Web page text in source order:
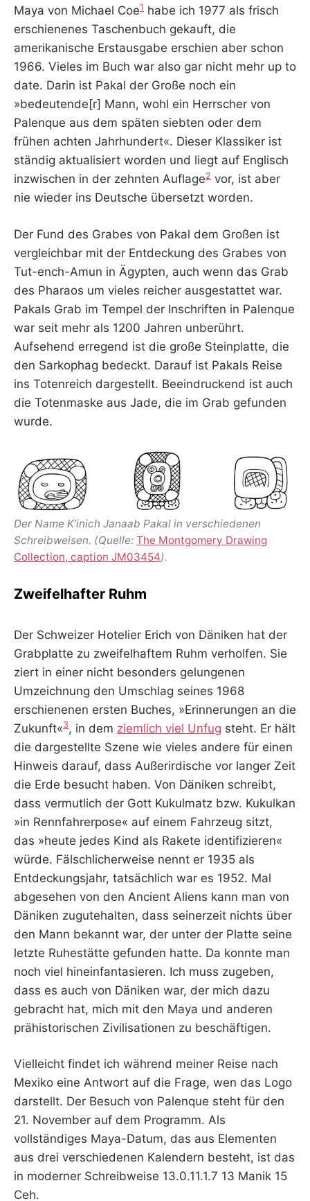
Maya von Michael Coe1 habe ich 1977 als frisch
erschienenes Taschenbuch gekauft, die
amerikanische Erstausgabe erschien aber schon
1966. Vieles im Buch war also gar nicht mehr up to
date. Darin ist Pakal der Große noch ein
»bedeutende[r] Mann, wohl ein Herrscher von
Palenque aus dem späten siebten oder dem
frühen achten Jahrhundert«. Dieser Klassiker ist
ständig aktualisiert worden und liegt auf Englisch
inzwischen in der zehnten Auflage2 vor, ist aber
nie wieder ins Deutsche übersetzt worden.
Der Fund des Grabes von Pakal dem Großen ist
vergleichbar mit der Entdeckung des Grabes von
Tut-ench-Amun in Ägypten, auch wenn das Grab
des Pharaos um vieles reicher ausgestattet war.
Pakals Grab im Tempel der Inschriften in Palenque
war seit mehr als 1200 Jahren unberührt.
Aufsehend erregend ist die große Steinplatte, die
den Sarkophag bedeckt. Darauf ist Pakals Reise
ins Totenreich dargestellt. Beeindruckend ist auch
die Totenmaske aus Jade, die im Grab gefunden
wurde.
Der Name K’inich Janaab Pakal in verschiedenen
Schreibweisen. (Quelle: The Montgomery Drawing
Collection, caption JM03454).
Zweifelhafter Ruhm
Der Schweizer Hotelier Erich von Däniken hat der
Grabplatte zu zweifelhaftem Ruhm verholfen. Sie
ziert in einer nicht besonders gelungenen
Umzeichnung den Umschlag seines 1968
erschienenen ersten Buches, »Erinnerungen an die
Zukunft«3, in dem ziemlich viel Unfug steht. Er hält
die dargestellte Szene wie vieles andere für einen
Hinweis darauf, dass Außerirdische vor langer Zeit
die Erde besucht haben. Von Däniken schreibt,
dass vermutlich der Gott Kukulmatz bzw. Kukulkan
»in Rennfahrerpose« auf einem Fahrzeug sitzt,
das »heute jedes Kind als Rakete identifizieren«
würde. Fälschlicherweise nennt er 1935 als
Entdeckungsjahr, tatsächlich war es 1952. Mal
abgesehen von den Ancient Aliens kann man von
Däniken zugutehalten, dass seinerzeit nichts über
den Mann bekannt war, der unter der Platte seine
letzte Ruhestätte gefunden hatte. Da konnte man
noch viel hineinfantasieren. Ich muss zugeben,
dass es auch von Däniken war, der mich dazu
gebracht hat, mich mit den Maya und anderen
prähistorischen Zivilisationen zu beschäftigen.
Vielleicht findet ich während meiner Reise nach
Mexiko eine Antwort auf die Frage, wen das Logo
darstellt. Der Besuch von Palenque steht für den
21. November auf dem Programm. Als
vollständiges Maya-Datum, das aus Elementen
aus drei verschiedenen Kalendern besteht, ist das
in moderner Schreibweise 13.0.11.1.7 13 Manik 15
Ceh.